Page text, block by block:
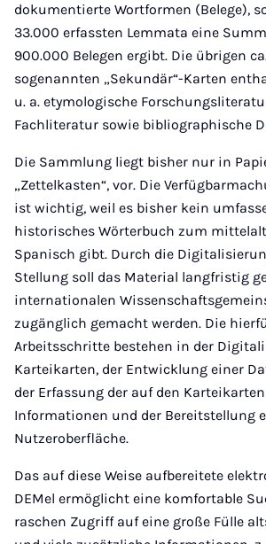
dokumentierte Wortformen (Belege),
33.000 erfassten Lemmata eine
900.000 Belegen ergibt. Die übrigen
sogenannten „Sekundär“-Karten
u. a. etymologische
Fachliteratur sowie bibliographische
Die Sammlung liegt bisher nur in
„Zettelkasten“, vor. Die
ist wichtig, weil es bisher kein
historisches Wörterbuch zum
Spanisch gibt. Durch die
Stellung soll das Material langfristig
internationalen
zugänglich gemacht werden. Die
Arbeitsschritte bestehen in der
Karteikarten, der Entwicklung einer
der Erfassung der auf den
Informationen und der Bereitstellung
Nutzeroberfläche.
Das auf diese Weise aufbereitete
DEMel ermöglicht eine komfortable
raschen Zugriff auf eine große Fülle